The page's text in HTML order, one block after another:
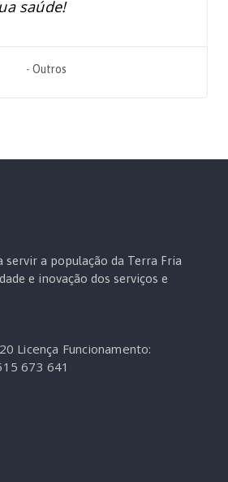
saúde!
- Outros
servir a população da Terra Fria
e inovação dos serviços e
Licença Funcionamento:
673 641